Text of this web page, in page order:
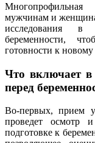
мужчинам и
исследования в
беременности,
готовности к
Что включает в
перед
Во-первых, прием
проведет осмотр
подготовке к